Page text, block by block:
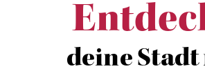
deine